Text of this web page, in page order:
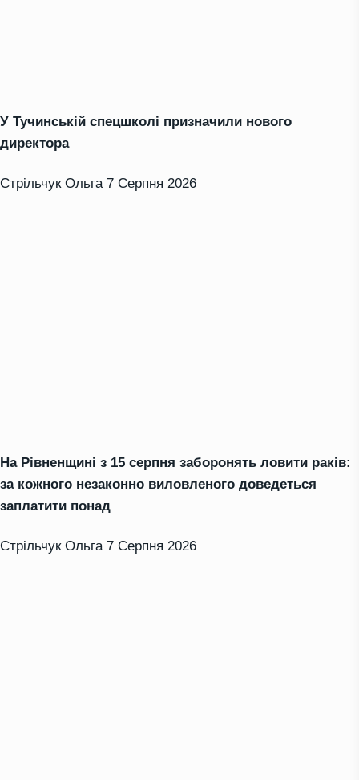
У Тучинській спецшколі призначили нового
директора
Стрільчук Ольга 7 Серпня 2026
На Рівненщині з 15 серпня заборонять ловити раків:
за кожного незаконно виловленого доведеться
заплатити понад
Стрільчук Ольга 7 Серпня 2026